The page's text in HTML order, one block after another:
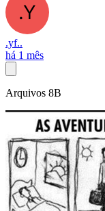
.yf..
há 1 mês
Arquivos 8B